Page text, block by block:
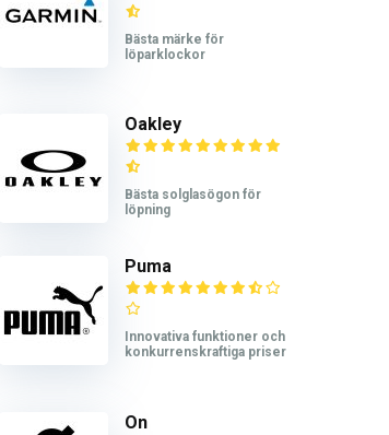
Bästa märke för
löparklockor
Oakley
Bästa solglasögon för
löpning
Puma
Innovativa funktioner och
konkurrenskraftiga priser
On